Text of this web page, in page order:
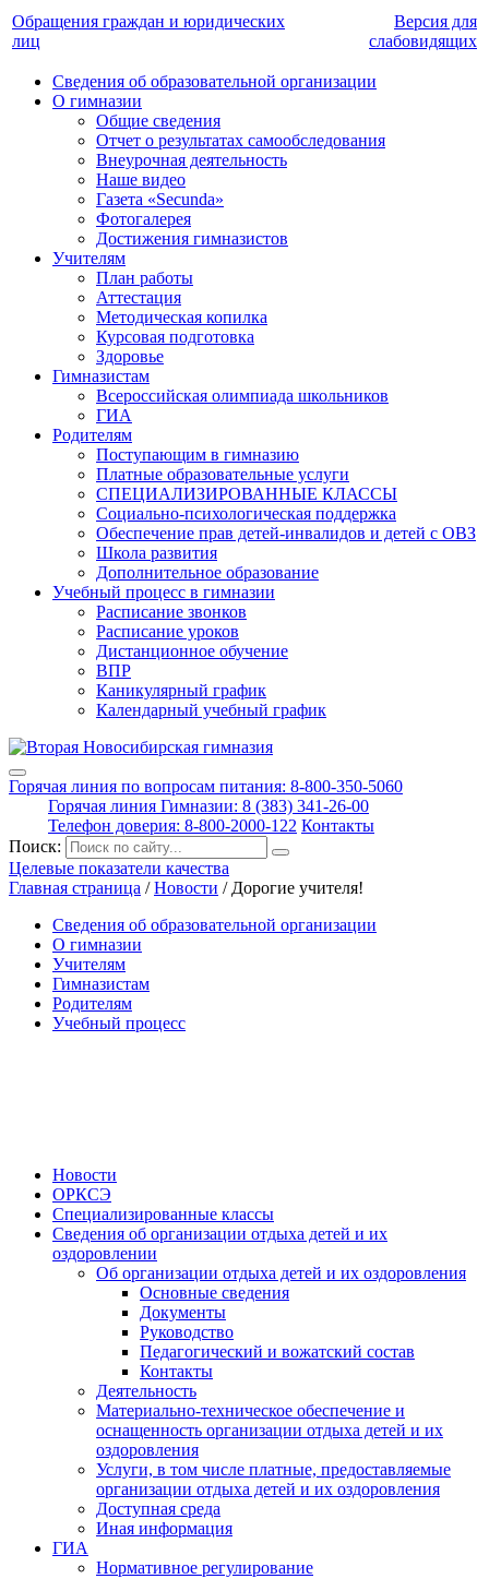
Обращения граждан и юридических
лиц
Версия для
слабовидящих
Сведения об образовательной организации
О гимназии
Общие сведения
Отчет о результатах самообследования
Внеурочная деятельность
Наше видео
Газета «Secunda»
Фотогалерея
Достижения гимназистов
Учителям
План работы
Аттестация
Методическая копилка
Курсовая подготовка
Здоровье
Гимназистам
Всероссийская олимпиада школьников
ГИА
Родителям
Поступающим в гимназию
Платные образовательные услуги
СПЕЦИАЛИЗИРОВАННЫЕ КЛАССЫ
Социально-психологическая поддержка
Обеспечение прав детей-инвалидов и детей с ОВЗ
Школа развития
Дополнительное образование
Учебный процесс в гимназии
Расписание звонков
Расписание уроков
Дистанционное обучение
ВПР
Каникулярный график
Календарный учебный график
Горячая линия по вопросам питания: 8-800-350-5060
Горячая линия Гимназии: 8 (383) 341-26-00
Телефон доверия: 8-800-2000-122 Контакты
Поиск:
Целевые показатели качества
Главная страница /Новости / Дорогие учителя!
Сведения об образовательной организации
О гимназии
Учителям
Гимназистам
Родителям
Учебный процесс
Новости
ОРКСЭ
Специализированные классы
Сведения об организации отдыха детей и их
оздоровлении
Об организации отдыха детей и их оздоровления
Основные сведения
Документы
Руководство
Педагогический и вожатский состав
Контакты
Деятельность
Материально-техническое обеспечение и
оснащенность организации отдыха детей и их
оздоровления
Услуги, в том числе платные, предоставляемые
организации отдыха детей и их оздоровления
Доступная среда
Иная информация
ГИА
Нормативное регулирование